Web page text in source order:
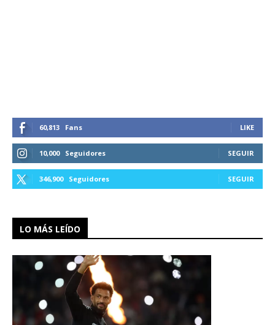
60,813 Fans LIKE
10,000 Seguidores SEGUIR
346,900 Seguidores SEGUIR
LO MÁS LEÍDO